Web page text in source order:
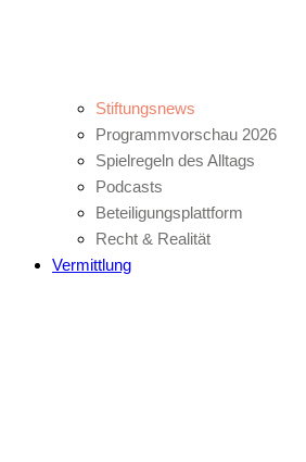
Stiftungsnews
Programmvorschau 2026
Spielregeln des Alltags
Podcasts
Beteiligungsplattform
Recht & Realität
Vermittlung